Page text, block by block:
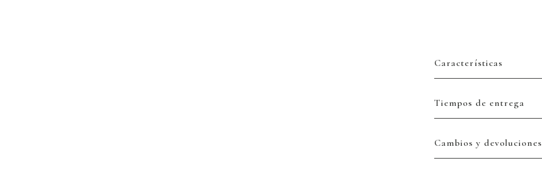
Características
Tiempos de entrega
Cambios y devoluciones